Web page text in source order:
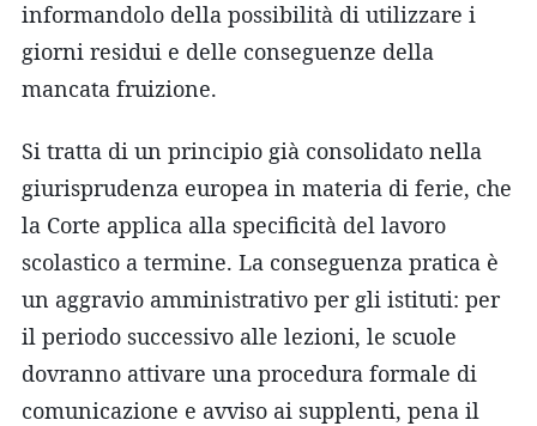
informandolo della possibilità di utilizzare i
giorni residui e delle conseguenze della
mancata fruizione.
Si tratta di un principio già consolidato nella
giurisprudenza europea in materia di ferie, che
la Corte applica alla specificità del lavoro
scolastico a termine. La conseguenza pratica è
un aggravio amministrativo per gli istituti: per
il periodo successivo alle lezioni, le scuole
dovranno attivare una procedura formale di
comunicazione e avviso ai supplenti, pena il